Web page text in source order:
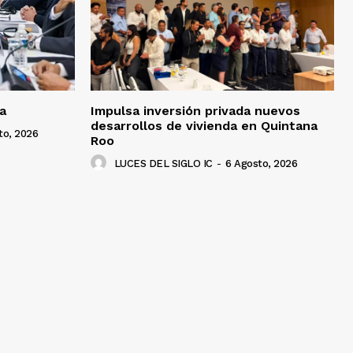
2026
Impulsa inversión privada nuevos
desarrollos de vivienda en Quintana
Roo
LUCES DEL SIGLO IC - 6 Agosto, 2026